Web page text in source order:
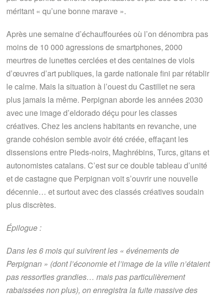
méritant « qu’une bonne marave ».
Après une semaine d’échauffourées où l’on dénombra pas
moins de 10 000 agressions de smartphones, 2000
meurtres de lunettes cerclées et des centaines de viols
d’œuvres d’art publiques, la garde nationale fini par rétablir
le calme. Mais la situation à l’ouest du Castillet ne sera
plus jamais la même. Perpignan aborde les années 2030
avec une image d’eldorado déçu pour les classes
créatives. Chez les anciens habitants en revanche, une
grande cohésion semble avoir été créée, effaçant les
dissensions entre Pieds-noirs, Maghrébins, Turcs, gitans et
autonomistes catalans. C’est sur ce double tableau d’unité
et de castagne que Perpignan voit s’ouvrir une nouvelle
décennie… et surtout avec des classés créatives soudain
plus discrètes.
Épilogue :
Dans les 6 mois qui suivirent les « événements de
Perpignan » (dont l’économie et l’image de la ville n’étaient
pas ressorties grandies… mais pas particulièrement
rabaissées non plus), on enregistra la fuite massive des